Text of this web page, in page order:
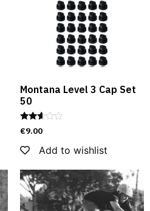
Montana Level 3 Cap Set
50
Rated
2.52
5
€9.00
Add to wishlist